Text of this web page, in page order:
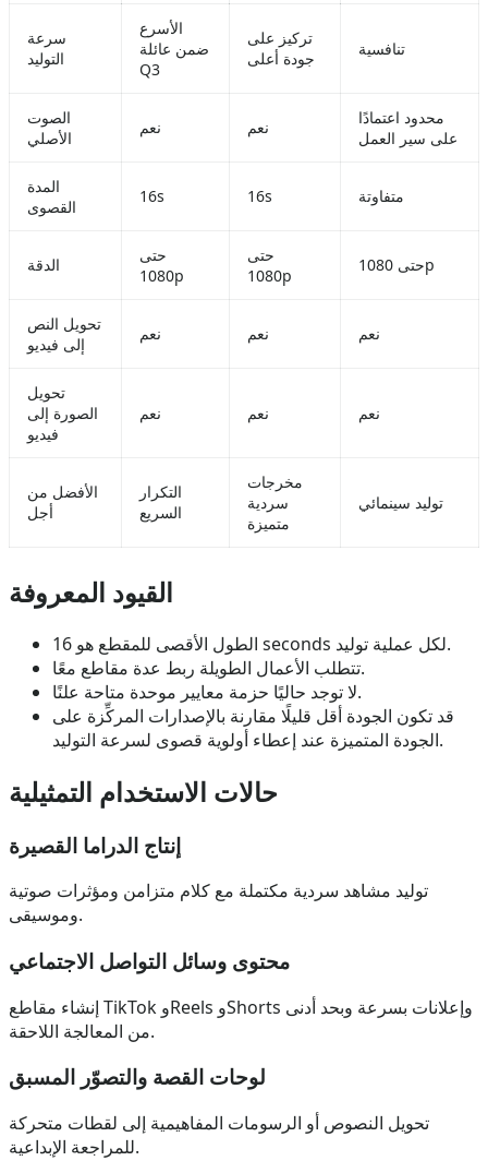
سرعة
التوليد
الأسرع
ضمن عائلة
Q3
تركيز على
جودة أعلى
تنافسية
الصوت
الأصلي
نعم نعم
محدود اعتمادًا
على سير العمل
المدة
القصوى
16s 16s متفاوتة
الدقة
حتى
1080p
حتى
1080p
حتى 1080p
تحويل النص
إلى فيديو
نعم نعم نعم
تحويل
الصورة إلى
فيديو
نعم نعم نعم
الأفضل من
أجل
التكرار
السريع
مخرجات
سردية
متميزة
توليد سينمائي
القيود المعروفة
الطول الأقصى للمقطع هو 16 seconds لكل عملية توليد.
تتطلب الأعمال الطويلة ربط عدة مقاطع معًا.
لا توجد حاليًا حزمة معايير موحدة متاحة علنًا.
قد تكون الجودة أقل قليلًا مقارنة بالإصدارات المركِّزة على
الجودة المتميزة عند إعطاء أولوية قصوى لسرعة التوليد.
حالات الاستخدام التمثيلية
إنتاج الدراما القصيرة
توليد مشاهد سردية مكتملة مع كلام متزامن ومؤثرات صوتية
وموسيقى.
محتوى وسائل التواصل الاجتماعي
إنشاء مقاطع TikTok وReels وShorts وإعلانات بسرعة وبحد أدنى
من المعالجة اللاحقة.
لوحات القصة والتصوّر المسبق
تحويل النصوص أو الرسومات المفاهيمية إلى لقطات متحركة
للمراجعة الإبداعية.